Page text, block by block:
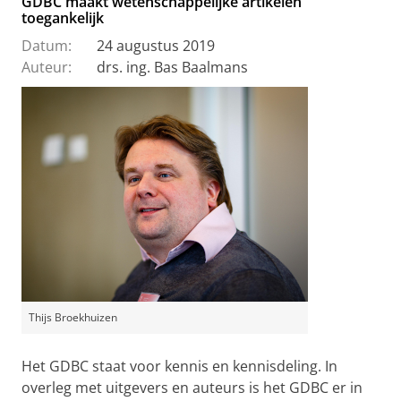
toegankelijk
Datum:
24 augustus 2019
Auteur:
drs. ing. Bas Baalmans
Thijs Broekhuizen
Het GDBC staat voor kennis en kennisdeling. In
overleg met uitgevers en auteurs is het GDBC er in